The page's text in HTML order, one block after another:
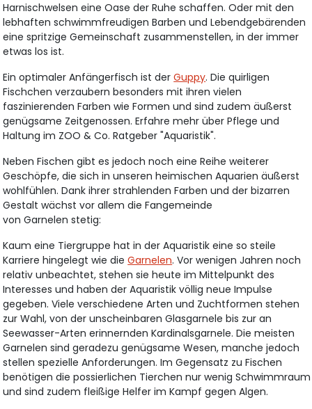
Harnischwelsen eine Oase der Ruhe schaffen. Oder mit den
lebhaften schwimmfreudigen Barben und Lebendgebärenden
eine spritzige Gemeinschaft zusammenstellen, in der immer
etwas los ist.
Ein optimaler Anfängerfisch ist derGuppy. Die quirligen
Fischchen verzaubern besonders mit ihren vielen
faszinierenden Farben wie Formen und sind zudem äußerst
genügsame Zeitgenossen. Erfahre mehr über Pflege und
Haltung im ZOO & Co. Ratgeber "Aquaristik".
Neben Fischen gibt es jedoch noch eine Reihe weiterer
Geschöpfe, die sich in unseren heimischen Aquarien äußerst
wohlfühlen. Dank ihrer strahlenden Farben und der bizarren
Gestalt wächst vor allem die Fangemeinde
von Garnelen stetig:
Kaum eine Tiergruppe hat in der Aquaristik eine so steile
Karriere hingelegt wie dieGarnelen. Vor wenigen Jahren noch
relativ unbeachtet, stehen sie heute im Mittelpunkt des
Interesses und haben der Aquaristik völlig neue Impulse
gegeben. Viele verschiedene Arten und Zuchtformen stehen
zur Wahl, von der unscheinbaren Glasgarnele bis zur an
Seewasser-Arten erinnernden Kardinalsgarnele. Die meisten
Garnelen sind geradezu genügsame Wesen, manche jedoch
stellen spezielle Anforderungen. Im Gegensatz zu Fischen
benötigen die possierlichen Tierchen nur wenig Schwimmraum
und sind zudem fleißige Helfer im Kampf gegen Algen.